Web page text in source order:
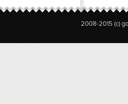
2008-2015 (c)